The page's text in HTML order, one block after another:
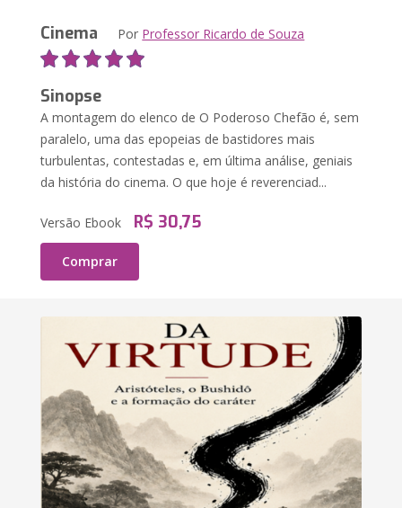
Cinema Por Professor Ricardo de Souza
Sinopse
A montagem do elenco de O Poderoso Chefão é, sem
paralelo, uma das epopeias de bastidores mais
turbulentas, contestadas e, em última análise, geniais
da história do cinema. O que hoje é reverenciad...
Versão Ebook R$ 30,75
Comprar